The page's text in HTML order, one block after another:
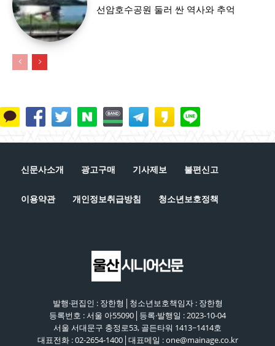
선암호수공원 둘러 싼 역사와 추억
신문사소개 광고구매 기사제보 불편신고
이용약관 개인정보취급방침 청소년보호정책
발행·편집인 : 장한형│청소년보호책임자 : 장한형
등록번호 : 서울 아55090│등록·발행일 : 2023-10-04
서울 서대문구 충정로53, 골든타워 1413~1414호
대표전화 : 02-2654-1400│대표메일 : one@mainage.co.kr